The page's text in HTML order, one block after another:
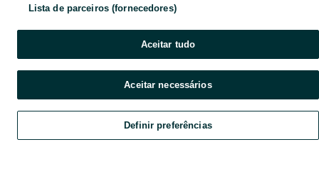
Explorar Favoritos Vender Chat Conta
Lista de parceiros (fornecedores)
Aceitar tudo
Aceitar necessários
Definir preferências